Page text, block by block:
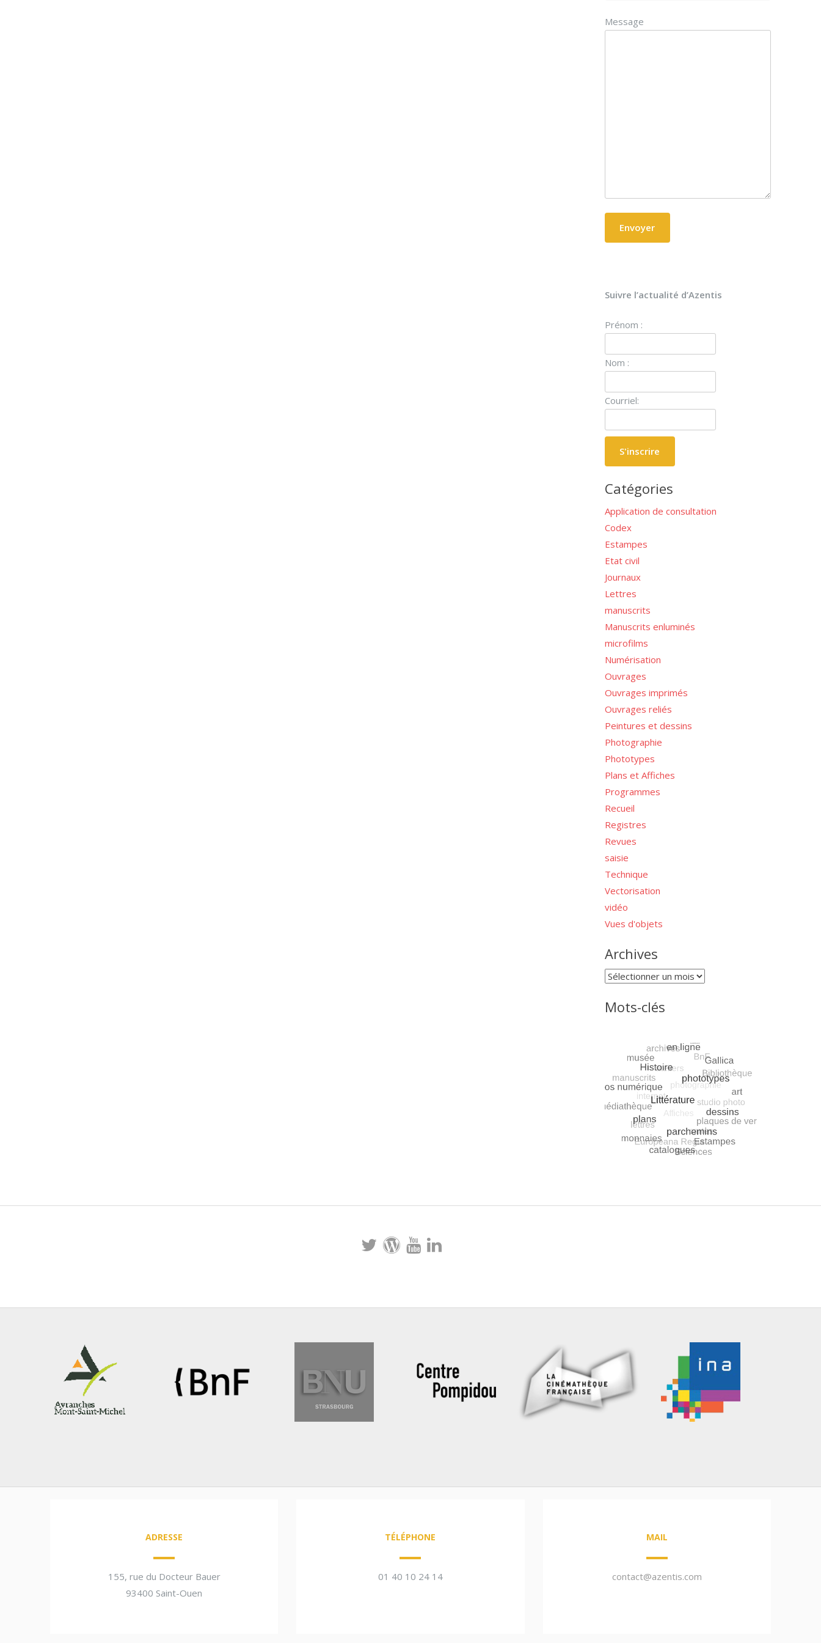
Message
Suivre l’actualité d’Azentis
Prénom :
Nom :
Courriel:
Catégories
Application de consultation
Codex
Estampes
Etat civil
Journaux
Lettres
manuscrits
Manuscrits enluminés
microfilms
Numérisation
Ouvrages
Ouvrages imprimés
Ouvrages reliés
Peintures et dessins
Photographie
Phototypes
Plans et Affiches
Programmes
Recueil
Registres
Revues
saisie
Technique
Vectorisation
vidéo
Vues d'objets
Archives
Archives
Mots-clés
ADRESSE
155, rue du Docteur Bauer
93400 Saint-Ouen
TÉLÉPHONE
01 40 10 24 14
MAIL
contact@azentis.com